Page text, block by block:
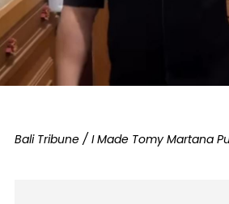
Bali Tribune / I Made Tomy Martana